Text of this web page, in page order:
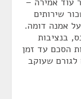
שירותים
אמנה דומה.
בנציבות
הסכם עד זמן
שעוקב